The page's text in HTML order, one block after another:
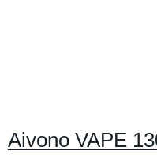
Aivono VAPE